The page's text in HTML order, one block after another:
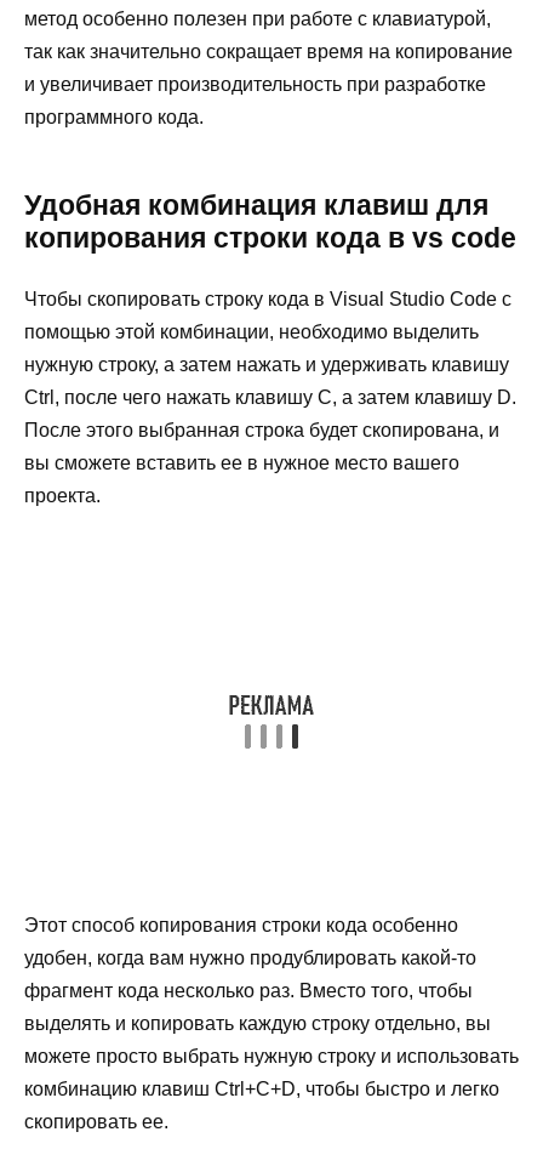
метод особенно полезен при работе с клавиатурой,
так как значительно сокращает время на копирование
и увеличивает производительность при разработке
программного кода.
Удобная комбинация клавиш для
копирования строки кода в vs code
Чтобы скопировать строку кода в Visual Studio Code с
помощью этой комбинации, необходимо выделить
нужную строку, а затем нажать и удерживать клавишу
Ctrl, после чего нажать клавишу C, а затем клавишу D.
После этого выбранная строка будет скопирована, и
вы сможете вставить ее в нужное место вашего
проекта.
Этот способ копирования строки кода особенно
удобен, когда вам нужно продублировать какой-то
фрагмент кода несколько раз. Вместо того, чтобы
выделять и копировать каждую строку отдельно, вы
можете просто выбрать нужную строку и использовать
комбинацию клавиш Ctrl+C+D, чтобы быстро и легко
скопировать ее.